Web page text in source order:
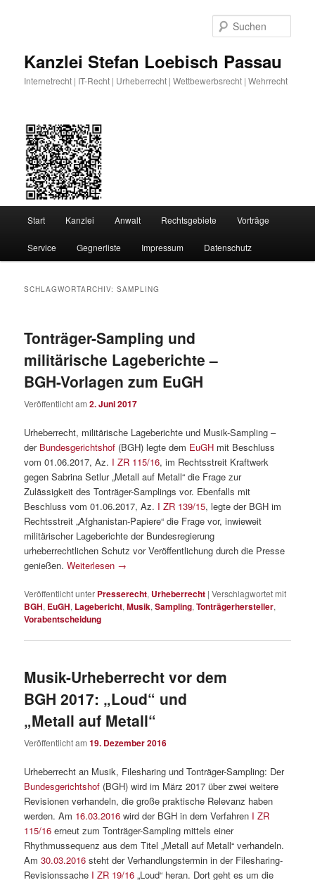
Kanzlei Stefan Loebisch Passau
Internetrecht | IT-Recht | Urheberrecht | Wettbewerbsrecht | Wehrrecht
Start Kanzlei Anwalt Rechtsgebiete Vorträge
Service Gegnerliste Impressum Datenschutz
SCHLAGWORTARCHIV:SAMPLING
Tonträger-Sampling und
militärische Lageberichte –
BGH-Vorlagen zum EuGH
Veröffentlicht am2. Juni 2017
Urheberrecht, militärische Lageberichte und Musik-Sampling –
der Bundesgerichtshof (BGH) legte dem EuGH mit Beschluss
vom 01.06.2017, Az. I ZR 115/16, im Rechtsstreit Kraftwerk
gegen Sabrina Setlur „Metall auf Metall“ die Frage zur
Zulässigkeit des Tonträger-Samplings vor. Ebenfalls mit
Beschluss vom 01.06.2017, Az. I ZR 139/15, legte der BGH im
Rechtsstreit „Afghanistan-Papiere“ die Frage vor, inwieweit
militärischer Lageberichte der Bundesregierung
urheberrechtlichen Schutz vor Veröffentlichung durch die Presse
genießen.Weiterlesen →
Veröffentlicht unter Presserecht, Urheberrecht |Verschlagwortet mit
BGH, EuGH, Lagebericht,Musik,Sampling,Tonträgerhersteller,
Vorabentscheidung
Musik-Urheberrecht vor dem
BGH 2017: „Loud“ und
„Metall auf Metall“
Veröffentlicht am19. Dezember 2016
Urheberrecht an Musik, Filesharing und Tonträger-Sampling: Der
Bundesgerichtshof (BGH) wird im März 2017 über zwei weitere
Revisionen verhandeln, die große praktische Relevanz haben
werden. Am 16.03.2016 wird der BGH in dem Verfahren I ZR
115/16 erneut zum Tonträger-Sampling mittels einer
Rhythmussequenz aus dem Titel „Metall auf Metall“ verhandeln.
Am30.03.2016 steht der Verhandlungstermin in der Filesharing-
Revisionssache I ZR 19/16 „Loud“ heran. Dort geht es um die